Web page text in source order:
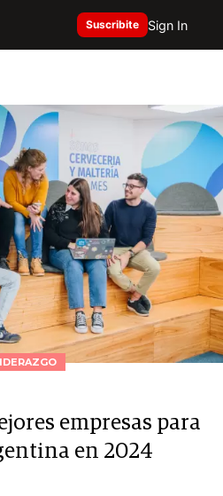
Suscribite Sign In
empresas para
en 2024